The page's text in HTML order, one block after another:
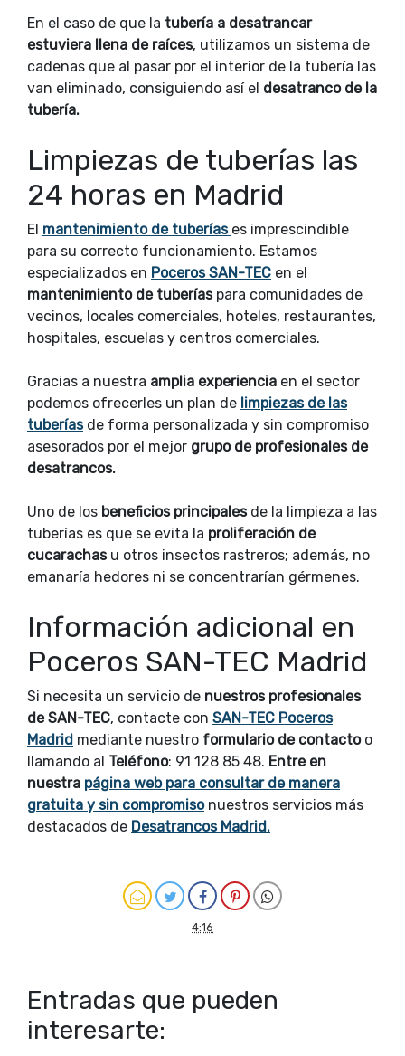
En el caso de que la tubería a desatrancar
estuviera llena de raíces, utilizamos un sistema de
cadenas que al pasar por el interior de la tubería las
van eliminado, consiguiendo así el desatranco de la
tubería.
Limpiezas de tuberías las
24 horas en Madrid
El mantenimiento de tuberías es imprescindible
para su correcto funcionamiento. Estamos
especializados en Poceros SAN-TEC en el
mantenimiento de tuberíaspara comunidades de
vecinos, locales comerciales, hoteles, restaurantes,
hospitales, escuelas y centros comerciales.
Gracias a nuestra amplia experiencia en el sector
podemos ofrecerles un plan de limpiezas de las
tuberíasde forma personalizada y sin compromiso
asesorados por el mejor grupo de profesionales de
desatrancos.
Uno de los beneficios principalesde la limpieza a las
tuberías es que se evita la proliferación de
cucarachasu otros insectos rastreros; además, no
emanaría hedores ni se concentrarían gérmenes.
Información adicional en
Poceros SAN-TEC Madrid
Si necesita un servicio de nuestros profesionales
de SAN-TEC, contacte con SAN-TEC Poceros
Madrid mediante nuestro formulario de contactoo
llamando al Teléfono: 91 128 85 48. Entre en
nuestra página web para consultar de manera
gratuita y sin compromiso nuestros servicios más
destacados de Desatrancos Madrid.
4:16
Entradas que pueden
interesarte: